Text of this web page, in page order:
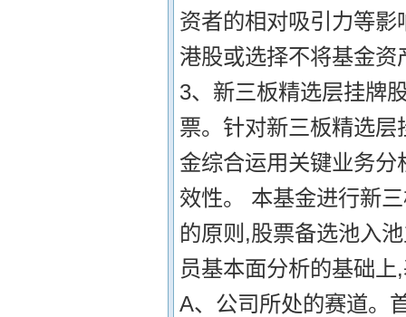
资者的相对吸引力等
港股或选择不将基金
3、新三板精选层挂牌
票。针对新三板精选
金综合运用关键业务
效性。 本基金进行新
的原则,股票备选池入
员基本面分析的基础
A、公司所处的赛道。